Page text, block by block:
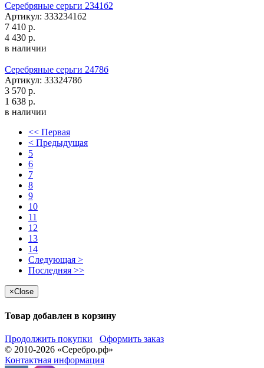
Серебряные серьги 2341б2
Артикул: 3332341б2
7 410 р.
4 430 р.
в наличии
Серебряные серьги 2478б
Артикул: 3332478б
3 570 р.
1 638 р.
в наличии
<< Первая
< Предыдущая
5
6
7
8
9
10
11
12
13
14
Следующая >
Последняя >>
×Close
Товар добавлен в корзину
Продолжить покупки
Оформить заказ
© 2010-2026 «Серебро.рф»
Контактная информация